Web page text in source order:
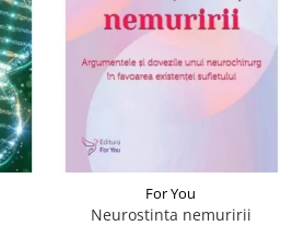
For You
Neurostinta nemuririi